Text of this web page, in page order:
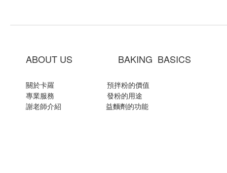
ABOUT US BAKING BASICS
關於卡羅
預拌粉的價值
專業服務
發粉的用途
謝老師介紹
益麵劑的功能